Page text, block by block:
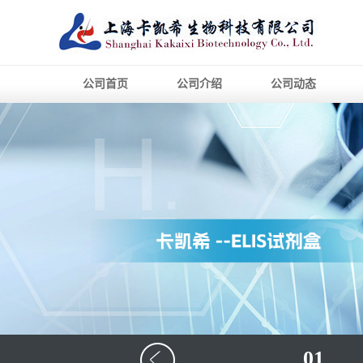
公司首页 公司介绍 公司动态